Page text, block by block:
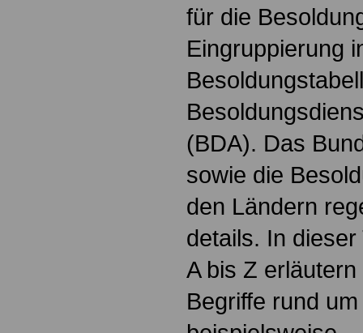
für die
Eingruppierung
(BDA). Das
sowie die
den Ländern
details. In
A bis Z
Begriffe rund